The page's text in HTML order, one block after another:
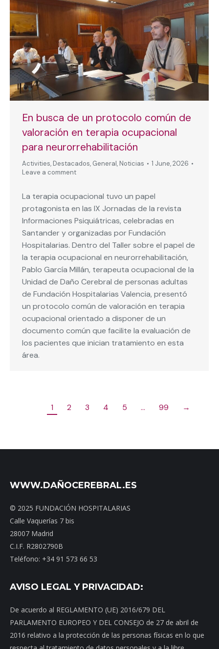
En busca de un protocolo común de
valoración en terapia ocupacional
para neurorrehabilitación
Activities, Destacados, General, Noticias
1 June, 2026
Leave a comment
La terapia ocupacional tuvo un papel
protagonista en las IX Jornadas de la revista
Informaciones Psiquiátricas, celebradas en
Santander y organizadas por Fundación
Hospitalarias. Dentro del Taller sobre el papel de
la terapia ocupacional en neurorrehabilitación,
Pablo García Millán, terapeuta ocupacional de la
Unidad de Daño Cerebral de personas adultas
de Fundación Hospitalarias Valencia, presentó
un protocolo común de valoración en terapia
ocupacional orientado a disponer de un
documento común que facilite la evaluación de
los pacientes que inician tratamiento en esta
área.
1 2 3 4 5 … 99 →
WWW.DAÑOCEREBRAL.ES
© 2025 FUNDACIÓN HOSPITALARIAS
Calle Vaquerías 7 bis
28007 Madrid
C.I.F. R2802790B
Teléfono: +34 91 573 66 53
AVISO LEGAL Y PRIVACIDAD:
De acuerdo al REGLAMENTO (UE) 2016/679 DEL
PARLAMENTO EUROPEO Y DEL CONSEJO de 27 de abril de
2016 relativo a la protección de las personas físicas en lo que